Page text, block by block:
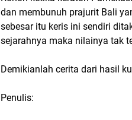
dan membunuh prajurit Bali
sebesar itu keris ini sendiri
sejarahnya maka nilainya tak
Demikianlah cerita dari hasil
Penulis: